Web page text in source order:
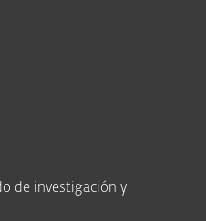
de investigación y